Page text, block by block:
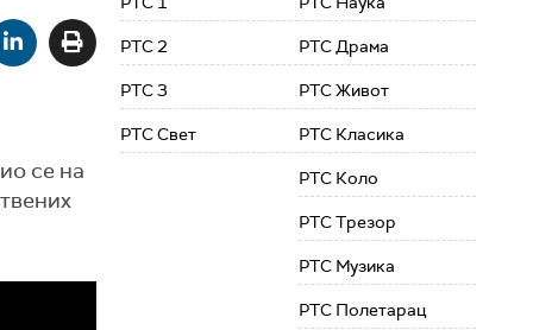
се на
РТС 2
РТС 3
РТС Свет
РТС Драма
РТС Живот
РТС Класика
РТС Коло
РТС Трезор
РТС Музика
РТС Полетарац